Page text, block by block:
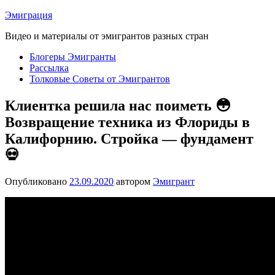
Перейти
содержимому
Эмиграция
Видео и материалы от эмигрантов разных стран
Блогеры Эмигранты
Рассылка
Толковые Советы от Эмигрантов
Клиентка решила нас поиметь 😳
Возвращение техника из Флориды в
Калифорнию. Стройка — фундамент
💀
Опубликовано 23.09.2020 автором Эмигрант